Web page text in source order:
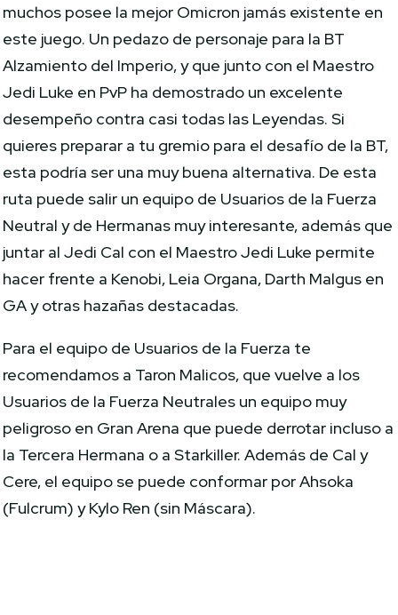
muchos posee la mejor Omicron jamás existente en
este juego. Un pedazo de personaje para la BT
Alzamiento del Imperio, y que junto con el Maestro
Jedi Luke en PvP ha demostrado un excelente
desempeño contra casi todas las Leyendas. Si
quieres preparar a tu gremio para el desafío de la BT,
esta podría ser una muy buena alternativa. De esta
ruta puede salir un equipo de Usuarios de la Fuerza
Neutral y de Hermanas muy interesante, además que
juntar al Jedi Cal con el Maestro Jedi Luke permite
hacer frente a Kenobi, Leia Organa, Darth Malgus en
GA y otras hazañas destacadas.
Para el equipo de Usuarios de la Fuerza te
recomendamos a Taron Malicos, que vuelve a los
Usuarios de la Fuerza Neutrales un equipo muy
peligroso en Gran Arena que puede derrotar incluso a
la Tercera Hermana o a Starkiller. Además de Cal y
Cere, el equipo se puede conformar por Ahsoka
(Fulcrum) y Kylo Ren (sin Máscara).